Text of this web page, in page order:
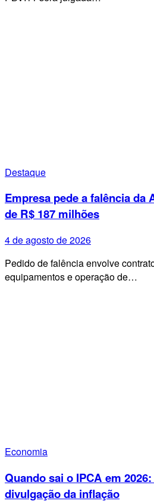
Destaque
Empresa pede a falência da
de R$ 187 milhões
4 de agosto de 2026
Pedido de falência envolve
equipamentos e operação de…
Economia
Quando sai o IPCA em
divulgação da inflação